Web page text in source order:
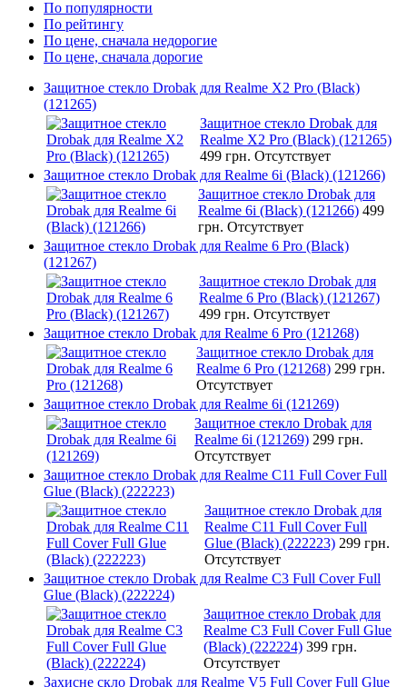
По популярности
По рейтингу
По цене, сначала недорогие
По цене, сначала дорогие
Защитное стекло Drobak для Realme X2 Pro (Black)
(121265)
Защитное стекло Drobak для
Realme X2 Pro (Black) (121265)
499 грн. Отсутствует
Защитное стекло Drobak для Realme 6i (Black) (121266)
Защитное стекло Drobak для
Realme 6i (Black) (121266) 499
грн. Отсутствует
Защитное стекло Drobak для Realme 6 Pro (Black)
(121267)
Защитное стекло Drobak для
Realme 6 Pro (Black) (121267)
499 грн. Отсутствует
Защитное стекло Drobak для Realme 6 Pro (121268)
Защитное стекло Drobak для
Realme 6 Pro (121268) 299 грн.
Отсутствует
Защитное стекло Drobak для Realme 6i (121269)
Защитное стекло Drobak для
Realme 6i (121269) 299 грн.
Отсутствует
Защитное стекло Drobak для Realme C11 Full Cover Full
Glue (Black) (222223)
Защитное стекло Drobak для
Realme C11 Full Cover Full
Glue (Black) (222223) 299 грн.
Отсутствует
Защитное стекло Drobak для Realme C3 Full Cover Full
Glue (Black) (222224)
Защитное стекло Drobak для
Realme C3 Full Cover Full Glue
(Black) (222224) 399 грн.
Отсутствует
Захисне скло Drobak для Realme V5 Full Cover Full Glue